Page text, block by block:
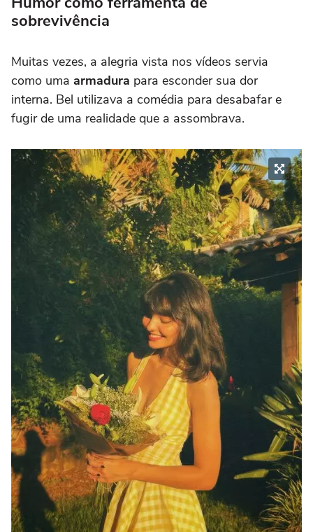
sobrevivência
Muitas vezes, a alegria vista nos vídeos servia
como uma armadura para esconder sua dor
interna. Bel utilizava a comédia para desabafar e
fugir de uma realidade que a assombrava.